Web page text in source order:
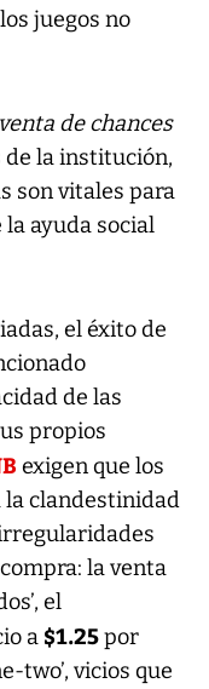
juegos no
de chances
de la institución,
son vitales para
ayuda social
el éxito de
de las
propios
exigen que los
la clandestinidad
la venta
el
a $1.25por
two’, vicios que